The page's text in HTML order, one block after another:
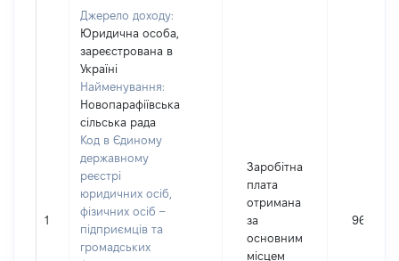
1
Джерело доходу:
Юридична особа,
зареєстрована в
Україні
Найменування:
Новопарафіївська
сільська рада
Код в Єдиному
державному
реєстрі
юридичних осіб,
фізичних осіб –
підприємців та
громадських
Заробітна
плата
отримана
за
основним
місцем
96032